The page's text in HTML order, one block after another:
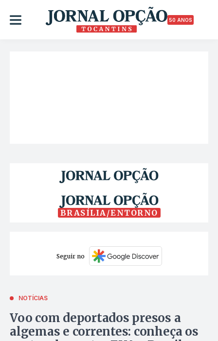
50 ANOS
BRASÍLIA/ENTORNO
Seguir no
NOTÍCIAS
Voo com deportados presos a
algemas e correntes: conheça os